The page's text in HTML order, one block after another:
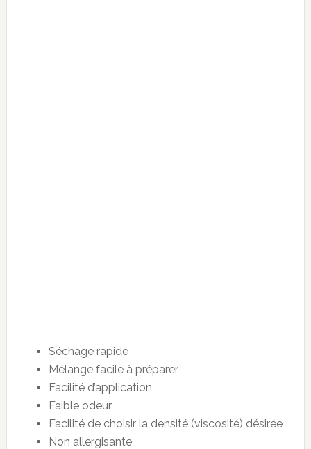
Séchage rapide
Mélange facile à préparer
Facilité d’application
Faible odeur
Facilité de choisir la densité (viscosité) désirée
Non allergisante